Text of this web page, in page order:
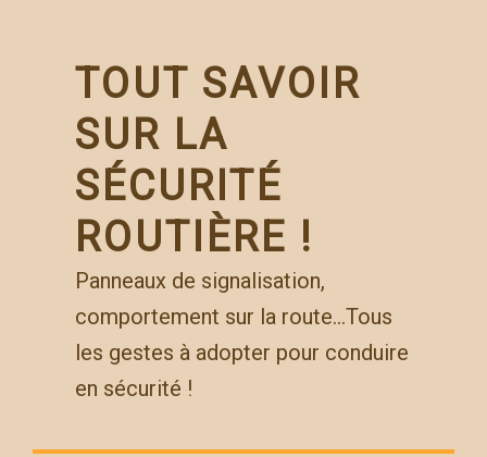
TOUT SAVOIR
SUR LA
SÉCURITÉ
ROUTIÈRE !
Panneaux de signalisation,
comportement sur la route…Tous
les gestes à adopter pour conduire
en sécurité !